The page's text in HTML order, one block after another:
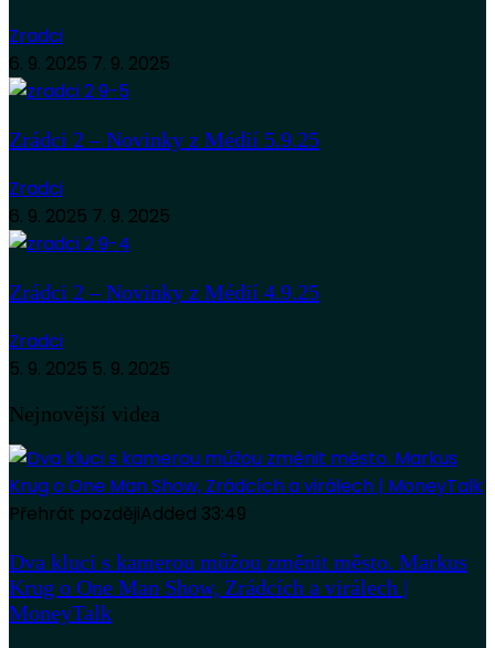
Zradci
6. 9. 2025 7. 9. 2025
Zrádci 2 – Novinky z Médií 5.9.25
Zradci
6. 9. 2025 7. 9. 2025
Zrádci 2 – Novinky z Médií 4.9.25
Zradci
5. 9. 2025 5. 9. 2025
Nejnovější videa
Přehrát pozdějiAdded 33:49
Dva kluci s kamerou můžou změnit město. Markus
Krug o One Man Show, Zrádcích a virálech |
MoneyTalk